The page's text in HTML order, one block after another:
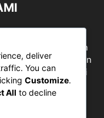
entitas pemberian
mutlak diperlukan
kritis untuk hidup di
deliver
You can
Customize.
All to decline